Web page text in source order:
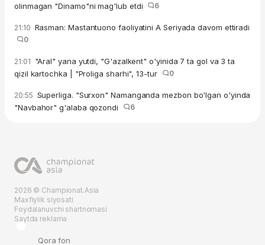
olinmagan "Dinamo"ni mag'lub etdi
6
21:10 Rasman: Mastantuono faoliyatini A Seriyada davom ettiradi
0
21:01 "Aral" yana yutdi, "G'azalkent" o'yinida 7 ta gol va 3 ta
qizil kartochka | "Proliga sharhi", 13-tur
0
20:55 Superliga. "Surxon" Namanganda mezbon bo'lgan o'yinda
"Navbahor" g'alaba qozondi
6
2026 © Championat.Asia
Maxfiylik siyosati
Foydalanuvchi shartnomasi
Saytda reklama
Qora fon